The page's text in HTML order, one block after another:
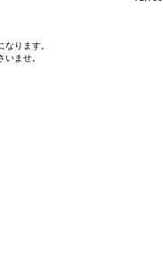
なります。
ませ。